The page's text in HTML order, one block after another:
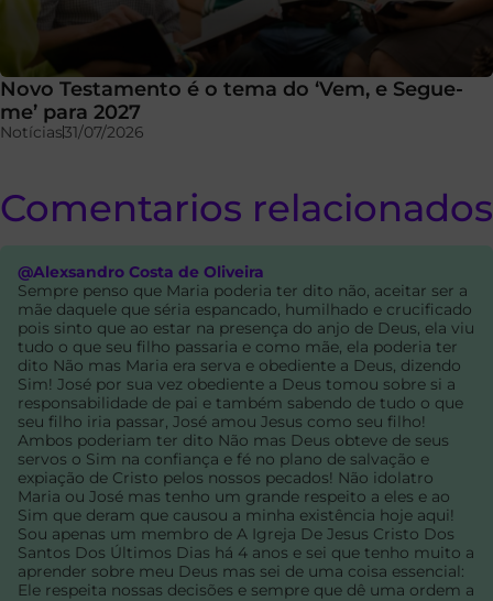
Novo Testamento é o tema do ‘Vem, e Segue-
me’ para 2027
Notícias31/07/2026
Comentarios relacionados
@Alexsandro Costa de Oliveira
Sempre penso que Maria poderia ter dito não, aceitar ser a
mãe daquele que séria espancado, humilhado e crucificado
pois sinto que ao estar na presença do anjo de Deus, ela viu
tudo o que seu filho passaria e como mãe, ela poderia ter
dito Não mas Maria era serva e obediente a Deus, dizendo
Sim! José por sua vez obediente a Deus tomou sobre si a
responsabilidade de pai e também sabendo de tudo o que
seu filho iria passar, José amou Jesus como seu filho!
Ambos poderiam ter dito Não mas Deus obteve de seus
servos o Sim na confiança e fé no plano de salvação e
expiação de Cristo pelos nossos pecados! Não idolatro
Maria ou José mas tenho um grande respeito a eles e ao
Sim que deram que causou a minha existência hoje aqui!
Sou apenas um membro de A Igreja De Jesus Cristo Dos
Santos Dos Últimos Dias há 4 anos e sei que tenho muito a
aprender sobre meu Deus mas sei de uma coisa essencial:
Ele respeita nossas decisões e sempre que dê uma ordem a